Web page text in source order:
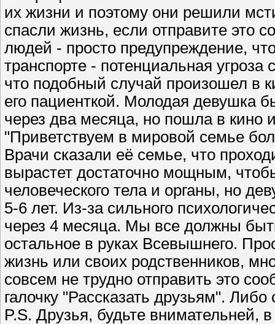
их жизни и поэтому они решили
спасли жизнь, если отправите это
людей - просто предупреждение,
транспорте - потенциальная
что подобный случай произошел в
его пациенткой. Молодая девушка
через два месяца, но пошла в кино
"Приветствуем в мировой семье
Врачи сказали её семье, что
вырастет достаточно мощным,
человеческого тела и органы, но
5-6 лет. Из-за сильного
через 4 месяца. Мы все должны
остальное в руках Всевышнего.
жизнь или своих родственников,
совсем не трудно отправить это
галочку "Рассказать друзьям".
P.S. Друзья, будьте внимательней,